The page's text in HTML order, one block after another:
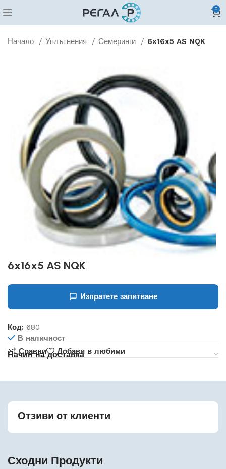
0
Начало Уплътнения Семеринги 6x16x5 AS NQK
6x16x5 AS NQK
Изпратете запитване
Код: 680
В наличност
Сравни
Добави в любими
Начин на доставка
Отзиви от клиенти
Сходни Продукти